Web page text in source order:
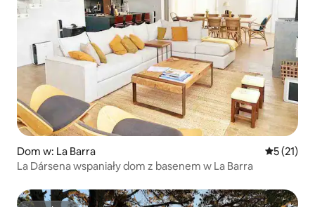
Dom w: La Barra Średnia
5 (21)
La Dársena wspaniały dom z basenem w La Barra